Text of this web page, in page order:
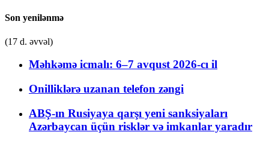
Son yenilənmə
(17 d. əvvəl)
Məhkəmə icmalı: 6–7 avqust 2026-cı il
Onilliklərə uzanan telefon zəngi
ABŞ-ın Rusiyaya qarşı yeni sanksiyaları
Azərbaycan üçün risklər və imkanlar yaradır